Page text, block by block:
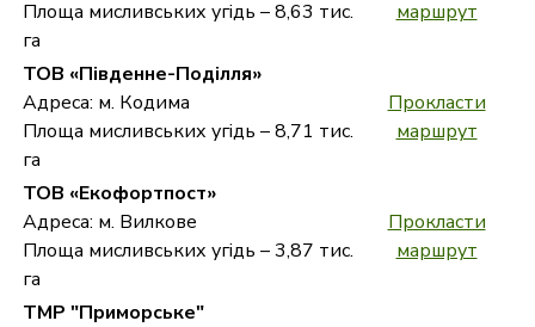
Площа мисливських угідь – 8,63 тис.
га
маршрут
ТОВ «Південне-Поділля»
Адреса: м. Кодима
Площа мисливських угідь – 8,71 тис.
га
Прокласти
маршрут
ТОВ «Екофортпост»
Адреса: м. Вилкове
Площа мисливських угідь – 3,87 тис.
га
Прокласти
маршрут
ТМР "Приморське"